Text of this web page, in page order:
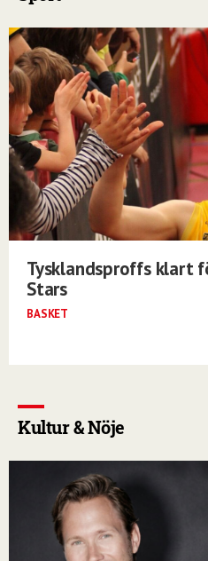
Tysklandsproffs klart
Stars
BASKET
Kultur & Nöje